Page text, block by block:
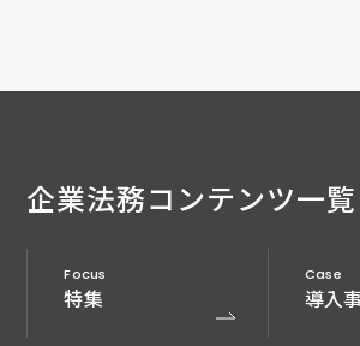
企業法務コンテンツ一覧
Focus
特集
Case
導入